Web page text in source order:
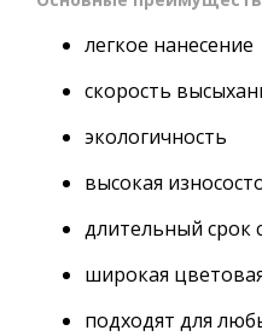
легкое нанесение
скорость
экологичность
высокая
длительный срок
широкая
подходят для